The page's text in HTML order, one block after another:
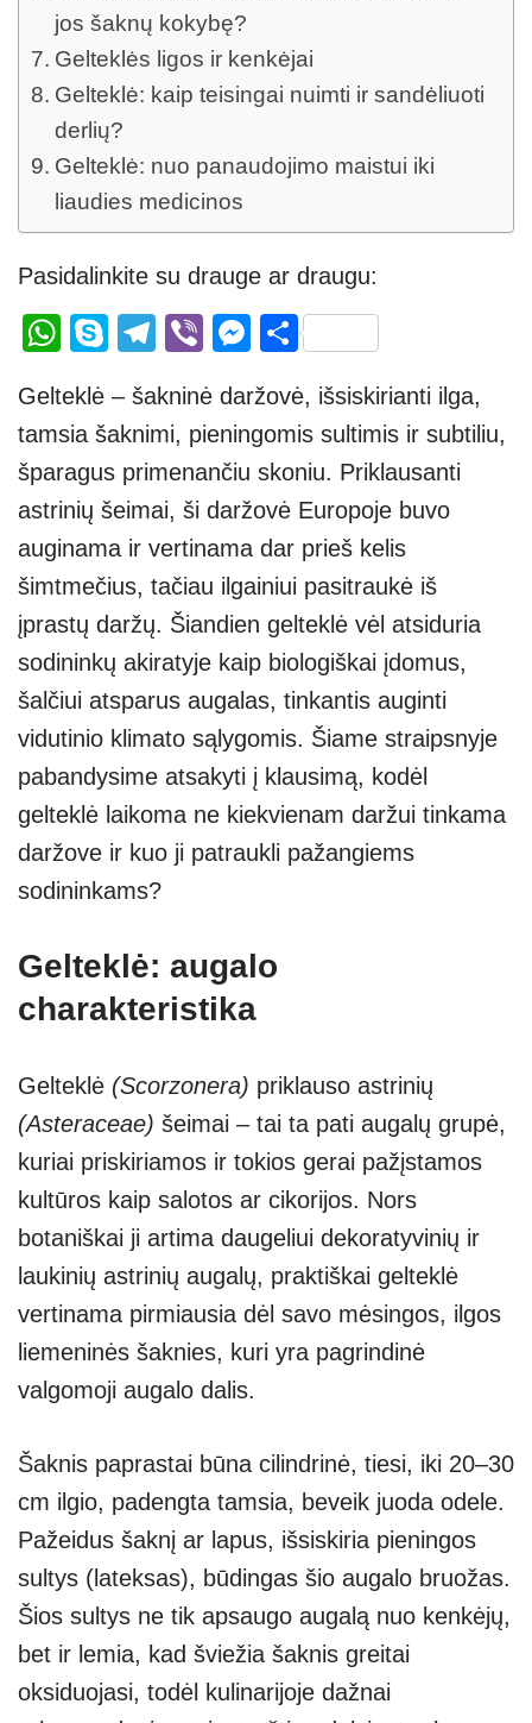
jos šaknų kokybę?
Gelteklės ligos ir kenkėjai
Gelteklė: kaip teisingai nuimti ir sandėliuoti
derlių?
Gelteklė: nuo panaudojimo maistui iki
liaudies medicinos
Pasidalinkite su drauge ar draugu:
W
at
s
A
p
p
S
p
e
T
e
gr
a
m
Vi
er
M
ss
e
n
g
er
S
ar
e
Gelteklė – šakninė daržovė, išsiskirianti ilga,
tamsia šaknimi, pieningomis sultimis ir subtiliu,
šparagus primenančiu skoniu. Priklausanti
astrinių šeimai, ši daržovė Europoje buvo
auginama ir vertinama dar prieš kelis
šimtmečius, tačiau ilgainiui pasitraukė iš
įprastų daržų. Šiandien gelteklė vėl atsiduria
sodininkų akiratyje kaip biologiškai įdomus,
šalčiui atsparus augalas, tinkantis auginti
vidutinio klimato sąlygomis. Šiame straipsnyje
pabandysime atsakyti į klausimą, kodėl
gelteklė laikoma ne kiekvienam daržui tinkama
daržove ir kuo ji patraukli pažangiems
sodininkams?
Gelteklė: augalo
charakteristika
Gelteklė (Scorzonera) priklauso astrinių
(Asteraceae) šeimai – tai ta pati augalų grupė,
kuriai priskiriamos ir tokios gerai pažįstamos
kultūros kaip salotos ar cikorijos. Nors
botaniškai ji artima daugeliui dekoratyvinių ir
laukinių astrinių augalų, praktiškai gelteklė
vertinama pirmiausia dėl savo mėsingos, ilgos
liemeninės šaknies, kuri yra pagrindinė
valgomoji augalo dalis.
Šaknis paprastai būna cilindrinė, tiesi, iki 20–30
cm ilgio, padengta tamsia, beveik juoda odele.
Pažeidus šaknį ar lapus, išsiskiria pieningos
sultys (lateksas), būdingas šio augalo bruožas.
Šios sultys ne tik apsaugo augalą nuo kenkėjų,
bet ir lemia, kad šviežia šaknis greitai
oksiduojasi, todėl kulinarijoje dažnai